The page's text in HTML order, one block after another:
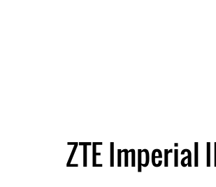
ZTE Imperial